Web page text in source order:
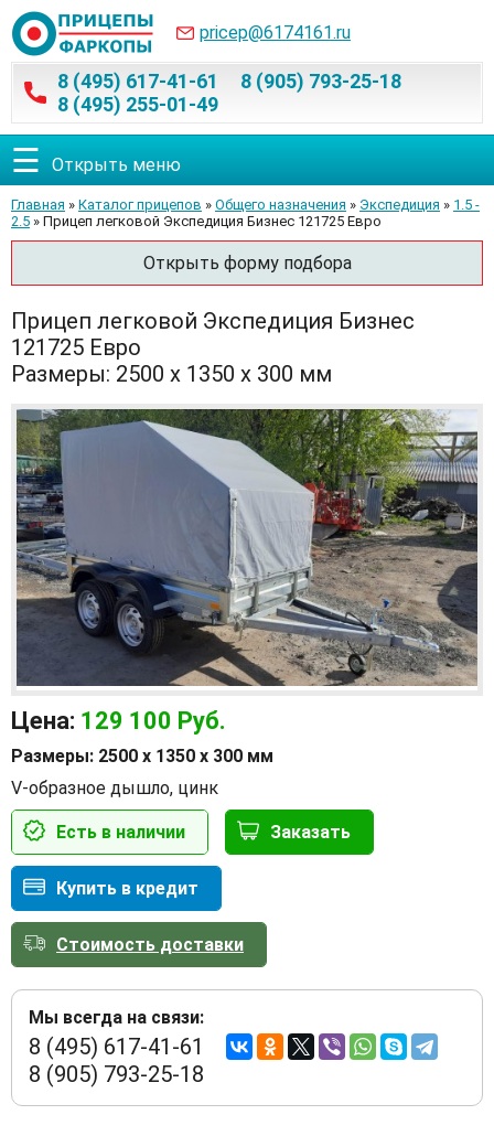
pricep@6174161.ru
8 (495) 617-41-61
8 (905) 793-25-18
8 (495) 255-01-49
☰ Открыть меню
Главная » Каталог прицепов » Общего назначения » Экспедиция » 1.5 -
2.5 » Прицеп легковой Экспедиция Бизнес 121725 Евро
Открыть форму подбора
Прицеп легковой Экспедиция Бизнес
121725 Евро
Размеры: 2500 х 1350 х 300 мм
Цена: 129 100 Руб.
Размеры: 2500 х 1350 х 300 мм
V-образное дышло, цинк
Есть в наличии Заказать
Купить в кредит
Стоимость доставки
Мы всегда на связи:
8 (495) 617-41-61
8 (905) 793-25-18